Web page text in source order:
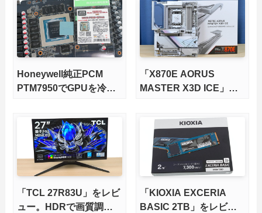
徹底検証
Honeywell純正PCM
PTM7950でGPUを冷や
「X870E AORUS
MASTER X3D ICE」を
さらに高速にする完全版
X870Eマザーボードを徹
底検証
「TCL 27R83U」をレビ
ュー。HDRで画質調整
「KIOXIA EXCERIA
BASIC 2TB」をレビュ